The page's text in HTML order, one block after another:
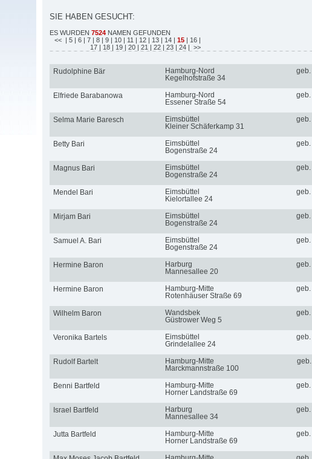
SIE HABEN GESUCHT:
ES WURDEN 7524 NAMEN GEFUNDEN
<< | 5 | 6 | 7 | 8 | 9 | 10 | 11 | 12 | 13 | 14 | 15 | 16 |
17 | 18 | 19 | 20 | 21 | 22 | 23 | 24 | >>
Rudolphine Bär
Hamburg-Nord
Kegelhofstraße 34
Elfriede Barabanowa
Hamburg-Nord
Essener Straße 54
Selma Marie Baresch
Eimsbüttel
Kleiner Schäferkamp 31
Betty Bari
Eimsbüttel
Bogenstraße 24
Magnus Bari
Eimsbüttel
Bogenstraße 24
Mendel Bari
Eimsbüttel
Kielortallee 24
Mirjam Bari
Eimsbüttel
Bogenstraße 24
Samuel A. Bari
Eimsbüttel
Bogenstraße 24
Hermine Baron
Harburg
Mannesallee 20
Hermine Baron
Hamburg-Mitte
Rotenhäuser Straße 69
Wilhelm Baron
Wandsbek
Güstrower Weg 5
geb.
Veronika Bartels
Eimsbüttel
Grindelallee 24
Rudolf Bartelt
Hamburg-Mitte
Marckmannstraße 100
geb.
Benni Bartfeld
Hamburg-Mitte
Horner Landstraße 69
Israel Bartfeld
Harburg
Mannesallee 34
Jutta Bartfeld
Hamburg-Mitte
Horner Landstraße 69